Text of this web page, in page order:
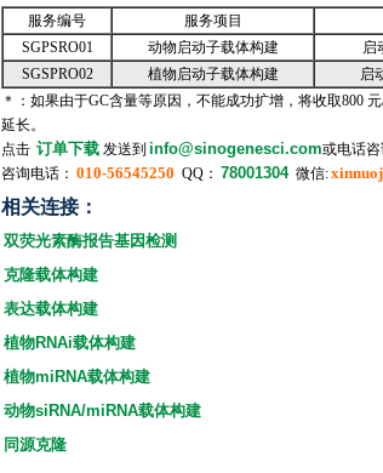
服务编号 服务项目
SGPSRO01
动物启动子载体构建 启
SGSPRO02
植物启动子载体构建 启
＊：如果由于GC含量等原因，不能成功扩增，将收取800
延长。
点击 订单下载 发送到 info@sinogenesci.com或电话咨
咨询电话： 010-56545250 QQ： 78001304微信:
相关连接：
双荧光素酶报告基因检测
克隆载体构建
表达载体构建
植物RNAi载体构建
植物miRNA载体构建
动物siRNA/miRNA载体构建
同源克隆